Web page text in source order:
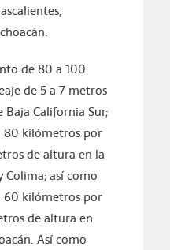
de 80 a 100
de 5 a 7 metros
Baja California Sur;
80 kilómetros por
de altura en la
Colima; así como
60 kilómetros por
de altura en
Así como